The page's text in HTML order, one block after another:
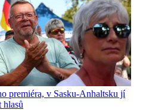
premiéra, v Sasku-Anhaltsku jí
hlasů